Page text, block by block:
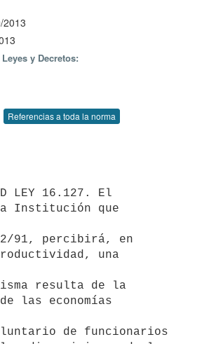
2013
y Decretos:
Referencias a toda la norma
Institución que
91, percibirá, en
una
resulta de la
las economías
de funcionarios